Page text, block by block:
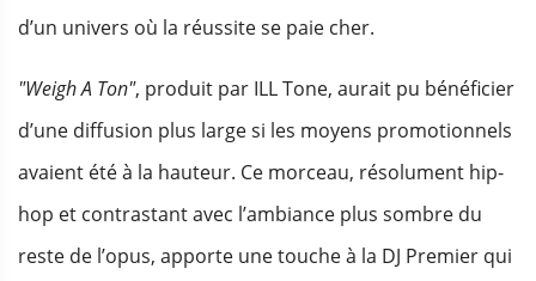
d’un univers où la réussite se paie cher.
"Weigh A Ton", produit par ILL Tone, aurait pu bénéficier
d’une diffusion plus large si les moyens promotionnels
avaient été à la hauteur. Ce morceau, résolument hip-
hop et contrastant avec l’ambiance plus sombre du
reste de l’opus, apporte une touche à la DJ Premier qui